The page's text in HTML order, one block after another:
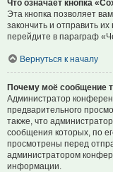
Что означает кнопка
Эта кнопка позволяет
закончить и отправить
перейдите в параграф
Вернуться к началу
Почему моё сообщение
Администратор
предварительного
также, что
сообщения которых, по
просмотрены перед
администратором
информации.